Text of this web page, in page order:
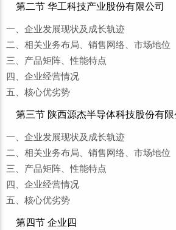
第二节 华工科技产业股份有限公司
一、企业发展现状及成长轨迹
二、相关业务布局、销售网络、市场地位
三、产品矩阵、性能特点
四、企业经营情况
五、核心优劣势
第三节 陕西源杰半导体科技股份有限
一、企业发展现状及成长轨迹
二、相关业务布局、销售网络、市场地位
三、产品矩阵、性能特点
四、企业经营情况
五、核心优劣势
第四节 企业四